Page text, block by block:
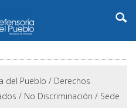
del Pueblo / Derechos
/ No Discriminación / Sede